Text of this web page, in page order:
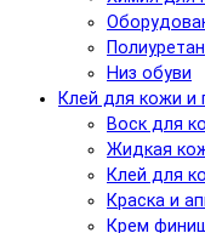
Полиуретан
Низ обуви
Клей для кожи и
Воск для
Жидкая
Клей для
Краска и
Крем